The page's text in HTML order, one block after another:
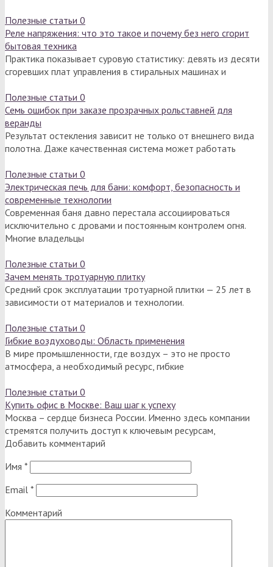
Полезные статьи 0
Реле напряжения: что это такое и почему без него сгорит
бытовая техника
Практика показывает суровую статистику: девять из десяти
сгоревших плат управления в стиральных машинах и
Полезные статьи 0
Семь ошибок при заказе прозрачных рольставней для
веранды
Результат остекления зависит не только от внешнего вида
полотна. Даже качественная система может работать
Полезные статьи 0
Электрическая печь для бани: комфорт, безопасность и
современные технологии
Современная баня давно перестала ассоциироваться
исключительно с дровами и постоянным контролем огня.
Многие владельцы
Полезные статьи 0
Зачем менять тротуарную плитку
Средний срок эксплуатации тротуарной плитки — 25 лет в
зависимости от материалов и технологии.
Полезные статьи 0
Гибкие воздуховоды: Область применения
В мире промышленности, где воздух – это не просто
атмосфера, а необходимый ресурс, гибкие
Полезные статьи 0
Купить офис в Москве: Ваш шаг к успеху
Москва – сердце бизнеса России. Именно здесь компании
стремятся получить доступ к ключевым ресурсам,
Добавить комментарий
Имя *
Email *
Комментарий